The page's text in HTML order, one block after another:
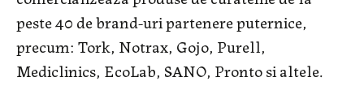
peste 40 de brand-uri partenere puternice,
precum: Tork, Notrax, Gojo, Purell,
Mediclinics, EcoLab, SANO, Pronto si altele.